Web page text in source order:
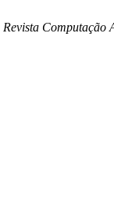
Revista Computação